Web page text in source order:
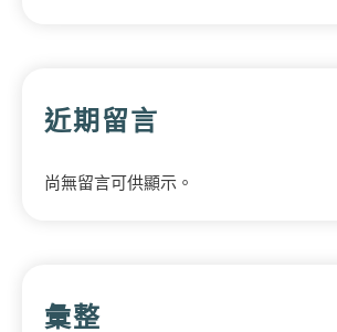
近期留言
尚無留言可供顯示。
彙整